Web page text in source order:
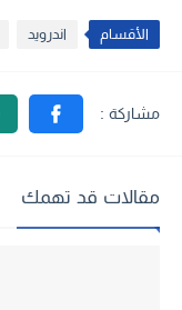
الأقسام اندرويد
مقالات قد تهمك